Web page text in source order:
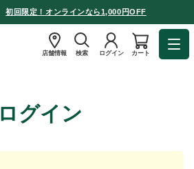
初回限定！オンラインなら1,000円OFF
店舗情報 検索 ログイン カート
ログイン